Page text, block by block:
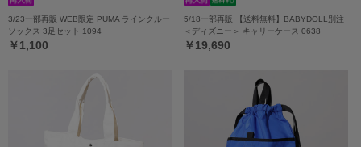
3/23一部再販 WEB限定 PUMA ラインクルー
ソックス 3足セット 1094
￥1,100
5/18一部再販 【送料無料】BABYDOLL別注
＜ディズニー＞ キャリーケース 0638
￥19,690